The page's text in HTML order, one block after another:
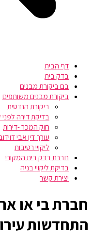
דף הבית
בדק בית
בם ביקורת מבנים
ביקורת מבנים משותפים
ביקורת הנדסית
בדיקת דירה לפני
חוק המכר -דירות
עורך דין אבי
ליקויי רטיבות
חברת בדק בית המקורי
בדיקת ליקויי בניה
יצירת קשר
חברת בי או אר
התחדשות